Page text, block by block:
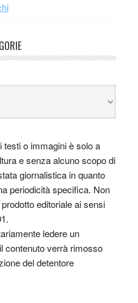
testi o immagini è solo a
e senza alcuno scopo di
giornalistica in quanto
periodicità specifica. Non
editoriale ai sensi
ledere un
contenuto verrà rimosso
del detentore